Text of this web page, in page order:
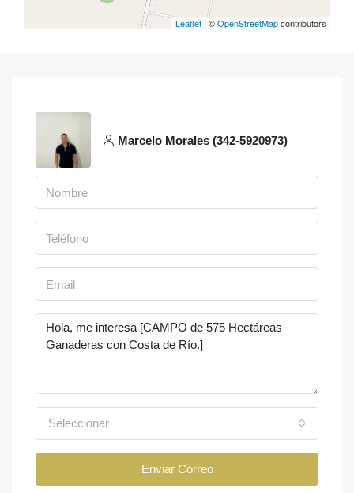
Leaflet | ©OpenStreetMapcontributors
Marcelo Morales (342-5920973)
Seleccionar
Enviar Correo